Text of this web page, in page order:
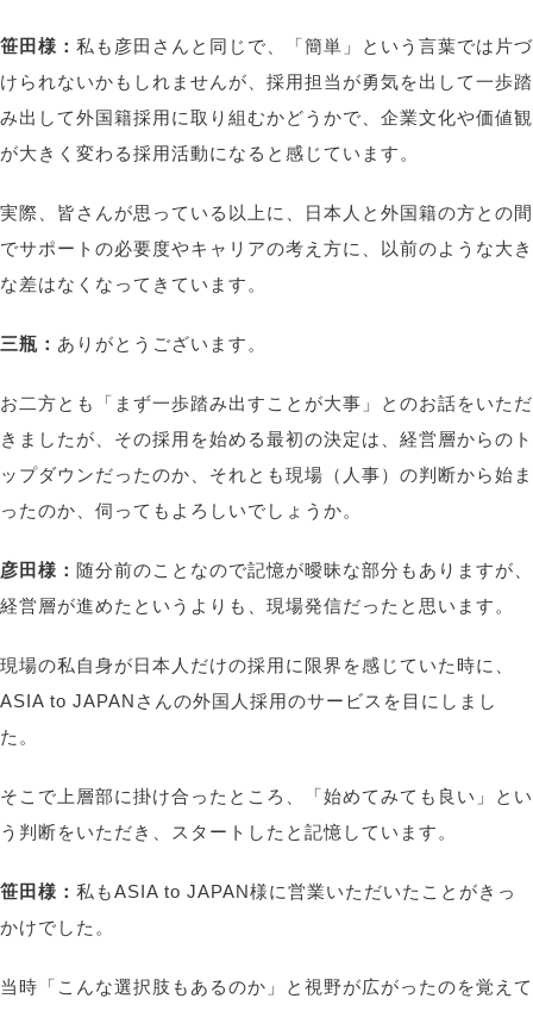
笹田様： 私も彦田さんと同じで、「簡単」という言葉では片づ
けられないかもしれませんが、採用担当が勇気を出して一歩踏
み出して外国籍採用に取り組むかどうかで、企業文化や価値観
が大きく変わる採用活動になると感じています。
実際、皆さんが思っている以上に、日本人と外国籍の方との間
でサポートの必要度やキャリアの考え方に、以前のような大き
な差はなくなってきています。
三瓶： ありがとうございます。
お二方とも「まず一歩踏み出すことが大事」とのお話をいただ
きましたが、その採用を始める最初の決定は、経営層からのト
ップダウンだったのか、それとも現場（人事）の判断から始ま
ったのか、伺ってもよろしいでしょうか。
彦田様： 随分前のことなので記憶が曖昧な部分もありますが、
経営層が進めたというよりも、現場発信だったと思います。
現場の私自身が日本人だけの採用に限界を感じていた時に、
ASIA to JAPANさんの外国人採用のサービスを目にしまし
た。
そこで上層部に掛け合ったところ、「始めてみても良い」とい
う判断をいただき、スタートしたと記憶しています。
笹田様： 私もASIA to JAPAN様に営業いただいたことがきっ
かけでした。
当時「こんな選択肢もあるのか」と視野が広がったのを覚えて